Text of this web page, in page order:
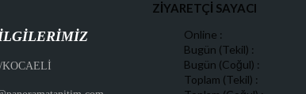
ZİYARETÇİ SAYACI
Online :
Bugün (Tekil) :
Bugün (Coğul) :
Toplam (Tekil) :